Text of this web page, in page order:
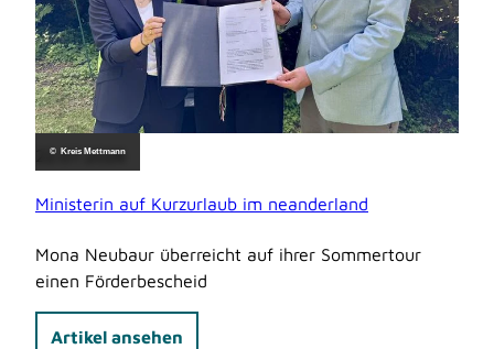
© Kreis Mettmann
22.07.2026
Ministerin auf Kurzurlaub im neanderland
Mona Neubaur überreicht auf ihrer Sommertour
einen Förderbescheid
Artikel ansehen